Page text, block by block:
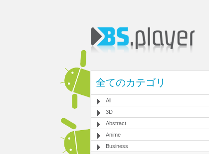
全てのカテゴリ
All
3D
Abstract
Anime
Business